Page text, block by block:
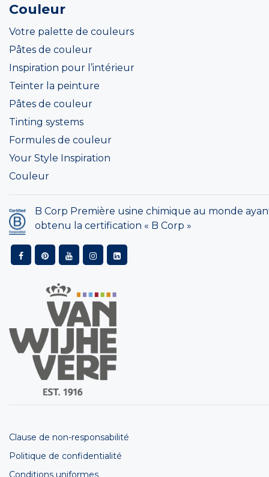
Couleur
Votre palette de couleurs
Pâtes de couleur
Inspiration pour l’intérieur
Teinter la peinture
Pâtes de couleur
Tinting systems
Formules de couleur
Your Style Inspiration
Couleur
B Corp Première usine chimique au monde
obtenu la certification « B Corp »
Clause de non-responsabilité
Politique de confidentialité
Conditions uniformes